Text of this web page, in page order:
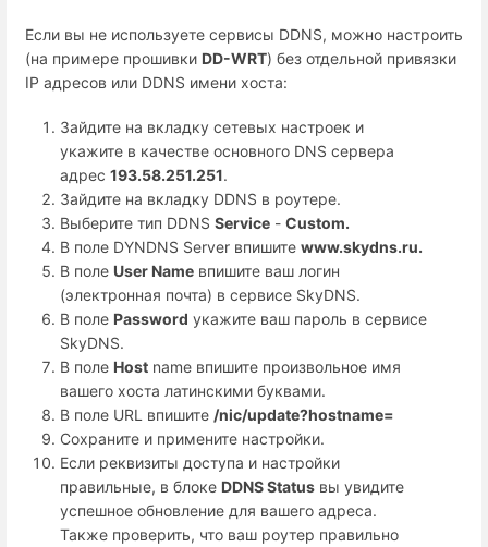
Если вы не используете сервисы DDNS, можно настроить
(на примере прошивки DD-WRT) без отдельной привязки
IP адресов или DDNS имени хоста:
Зайдите на вкладку сетевых настроек и
укажите в качестве основного DNS сервера
адрес 193.58.251.251.
Зайдите на вкладку DDNS в роутере.
Выберите тип DDNS Service - Custom.
В поле DYNDNS Server впишите www.skydns.ru.
В поле User Name впишите ваш логин
(электронная почта) в сервисе SkyDNS.
В поле Password укажите ваш пароль в сервисе
SkyDNS.
В поле Host name впишите произвольное имя
вашего хоста латинскими буквами.
В поле URL впишите /nic/update?hostname=
Сохраните и примените настройки.
Если реквизиты доступа и настройки
правильные, в блоке DDNS Status вы увидите
успешное обновление для вашего адреса.
Также проверить, что ваш роутер правильно